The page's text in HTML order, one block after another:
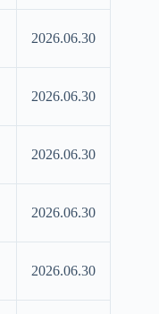
2026.06.30
2026.06.30
2026.06.30
2026.06.30
2026.06.30